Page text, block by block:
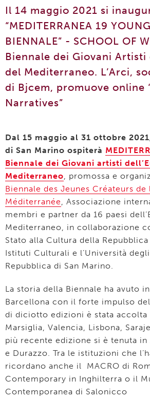
Il 14 maggio 2021 si
“MEDITERRANEA 19
BIENNALE” - SCHOOL OF
Biennale dei Giovani Artisti
del Mediterraneo. L’Arci,
di Bjcem, promuove online
Narratives”
Dal 15 maggio al 31 ottobre
di San Marino ospiterà
Biennale dei Giovani artisti
Mediterraneo , promossa e
Biennale des Jeunes Créateurs de
Méditerranée
, Associazione
membri e partner da 16 paesi
Mediterraneo, in collaborazione
Stato alla Cultura della
Istituti Culturali e l’Università
Repubblica di San Marino.
La storia della Biennale ha avuto
Barcellona con il forte impulso
di diciotto edizioni è stata accolta
Marsiglia, Valencia, Lisbona,
più recente edizione si è tenuta in
e Durazzo. Tra le istituzioni che
ricordano anche il MACRO di
Contemporary in Inghilterra o il
Contemporanea di Salonicco